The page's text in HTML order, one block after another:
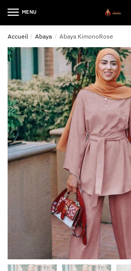
MENU
Accueil / Abaya / Abaya KimonoRose